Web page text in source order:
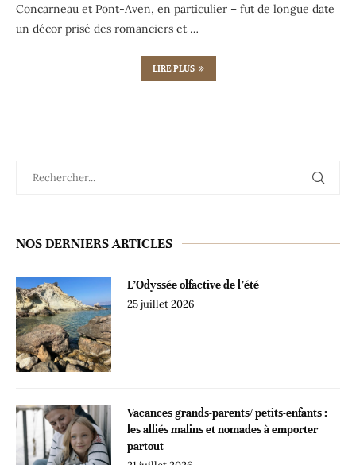
Concarneau et Pont-Aven, en particulier – fut de longue date
un décor prisé des romanciers et …
LIRE PLUS
NOS DERNIERS ARTICLES
L’Odyssée olfactive de l’été
25 juillet 2026
Vacances grands-parents/ petits-enfants :
les alliés malins et nomades à emporter
partout